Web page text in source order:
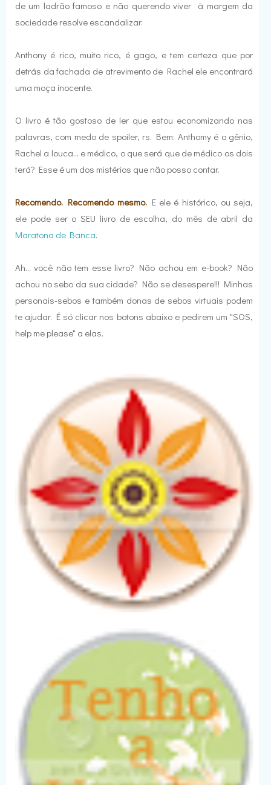
de um ladrão famoso e não querendo viver à margem da
sociedade resolve escandalizar.
Anthony é rico, muito rico, é gago, e tem certeza que por
detrás da fachada de atrevimento de Rachel ele encontrará
uma moça inocente.
O livro é tão gostoso de ler que estou economizando nas
palavras, com medo de spoiler, rs. Bem: Anthomy é o gênio,
Rachel a louca... e médico, o que será que de médico os dois
terá? Esse é um dos mistérios que não posso contar.
Recomendo. Recomendo mesmo.E ele é histórico, ou seja,
ele pode ser o SEU livro de escolha, do mês de abril da
Maratona de Banca.
Ah... você não tem esse livro? Não achou em e-book? Não
achou no sebo da sua cidade? Não se desespere!!! Minhas
personais-sebos e também donas de sebos virtuais podem
te ajudar. É só clicar nos botons abaixo e pedirem um "SOS,
help me please" a elas.